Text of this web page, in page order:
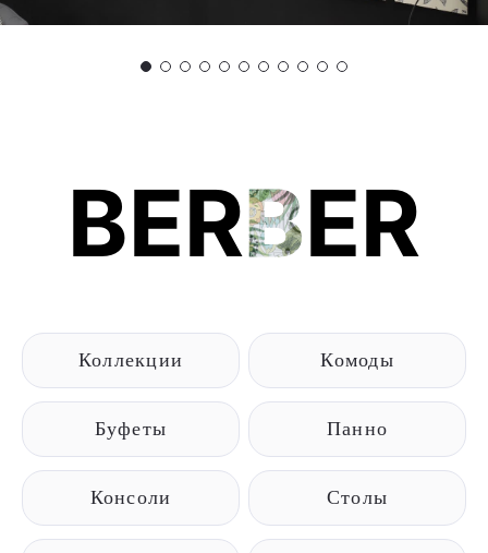
BERBER
Коллекции Комоды
Буфеты Панно
Консоли Столы